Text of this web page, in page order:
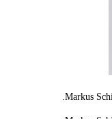
Markus